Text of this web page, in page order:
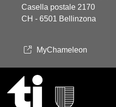
Casella postale 2170
CH - 6501 Bellinzona
MyChameleon